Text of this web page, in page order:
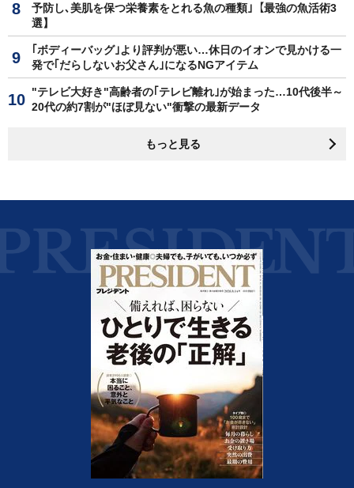
予防し､美肌を保つ栄養素をとれる魚の種類｣【最強の魚活術3
選】
｢ボディーバッグ｣より評判が悪い…休日のイオンで見かける一
発で｢だらしないお父さん｣になるNGアイテム
"テレビ大好き"高齢者の｢テレビ離れ｣が始まった…10代後半～
20代の約7割が"ほぼ見ない"衝撃の最新データ
もっと見る